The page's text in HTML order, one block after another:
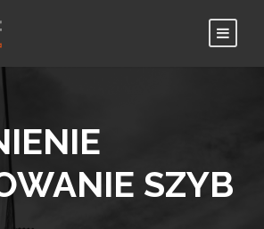
SZYB